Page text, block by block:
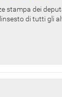
stampa dei
di tutti gli